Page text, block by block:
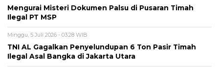
Mengurai Misteri Dokumen Palsu di Pusaran Timah
Ilegal PT MSP
Minggu, 5 Juli 2026 - 03:28 WIB
TNI AL Gagalkan Penyelundupan 6 Ton Pasir Timah
Ilegal Asal Bangka di Jakarta Utara